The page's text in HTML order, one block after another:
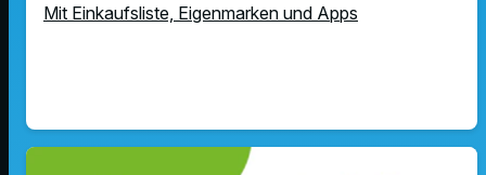
Mit Einkaufsliste, Eigenmarken und Apps